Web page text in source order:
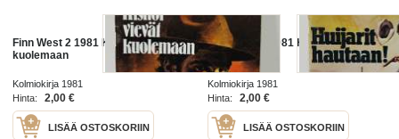
Finn West 2 1981 Kiskot vievät
kuolemaan
Kolmiokirja 1981
Hinta:
2,00 €
LISÄÄ OSTOSKORIIN
Finn West 1 1981 Huijarit hautaan!
Kolmiokirja 1981
Hinta:
2,00 €
LISÄÄ OSTOSKORIIN